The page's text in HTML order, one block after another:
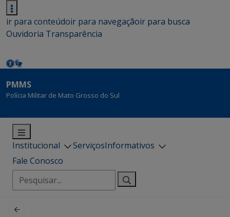
ir para conteúdoir para navegaçãoir para busca
Ouvidoria Transparência
PMMS
Polícia Militar de Mato Grosso do Sul
Institucional ServiçosInformativos
Fale Conosco
Pesquisar
por: